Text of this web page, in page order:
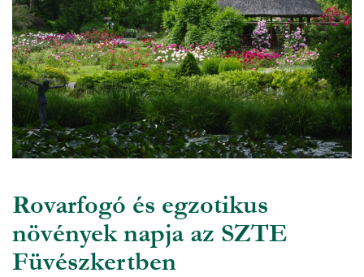
Rovarfogó és egzotikus
növények napja az SZTE
Füvészkertben